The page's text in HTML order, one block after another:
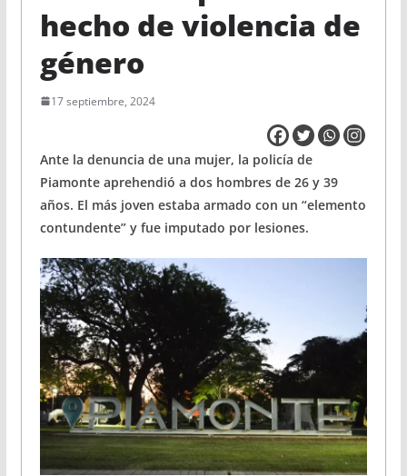
hecho de violencia de
género
17 septiembre, 2024
Ante la denuncia de una mujer, la policía de
Piamonte aprehendió a dos hombres de 26 y 39
años. El más joven estaba armado con un “elemento
contundente” y fue imputado por lesiones.